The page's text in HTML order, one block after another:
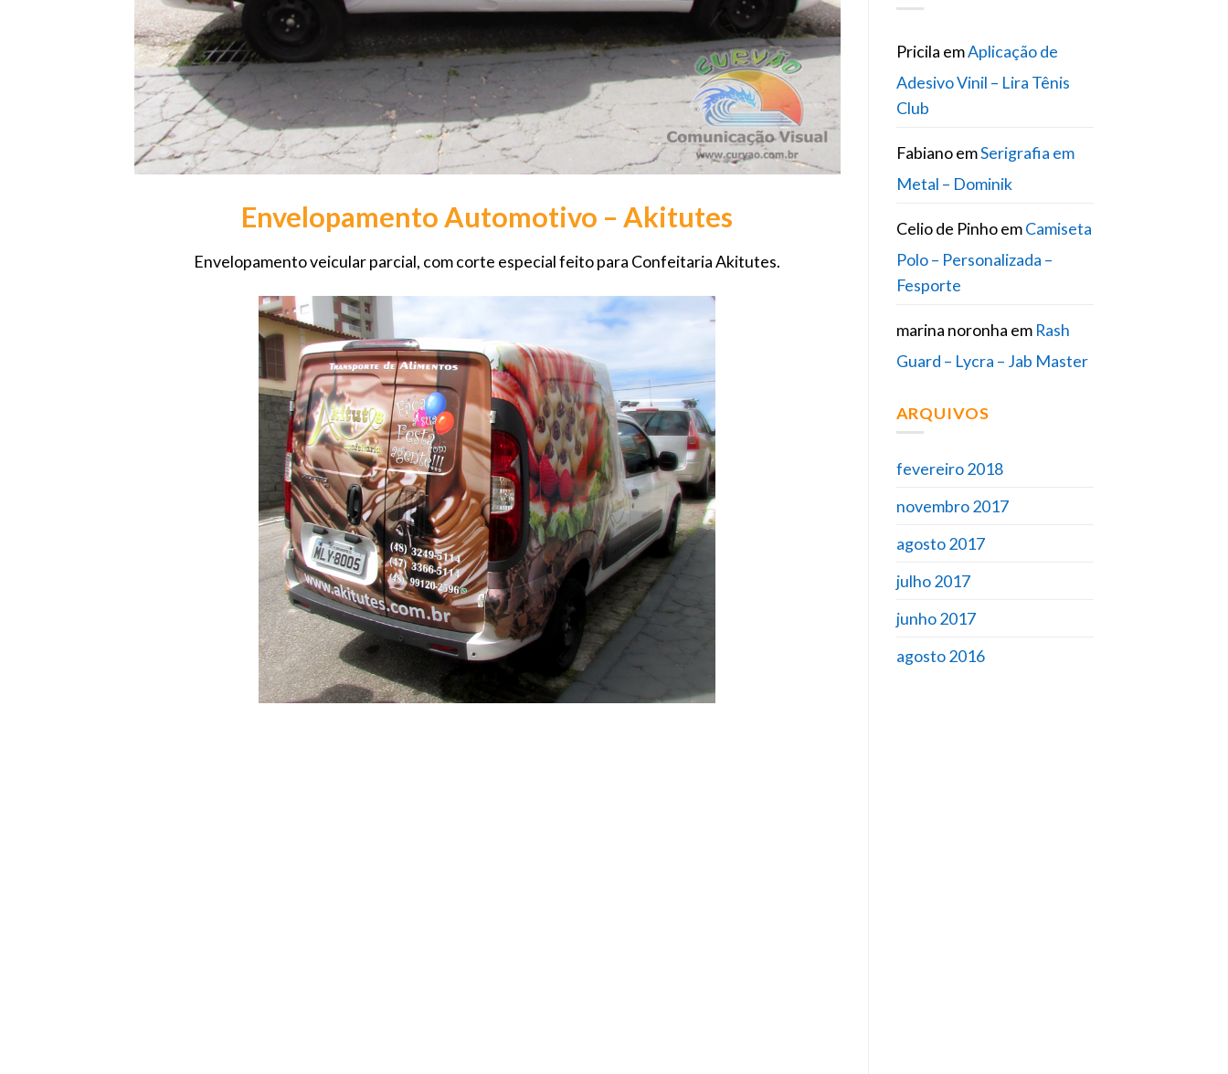
Envelopamento Automotivo – Akitutes
Envelopamento veicular parcial, com corte especial feito para Confeitaria Akitutes.
Pricila emAplicação de
Adesivo Vinil – Lira Tênis
Club
FabianoemSerigrafia em
Metal – Dominik
Celio de PinhoemCamiseta
Polo – Personalizada –
Fesporte
marina noronha em Rash
Guard – Lycra – Jab Master
ARQUIVOS
fevereiro 2018
novembro 2017
agosto 2017
julho 2017
junho 2017
agosto 2016